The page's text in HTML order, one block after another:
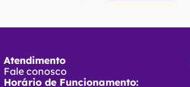
Atendimento
Fale conosco
Horário de Funcionamento: